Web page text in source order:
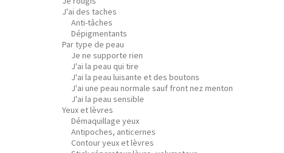
J'ai des taches
Anti-tâches
Dépigmentants
Par type de peau
Je ne supporte rien
J'ai la peau qui tire
J'ai la peau luisante et des boutons
J'ai une peau normale sauf front nez menton
J'ai la peau sensible
Yeux et lèvres
Démaquillage yeux
Antipoches, anticernes
Contour yeux et lèvres